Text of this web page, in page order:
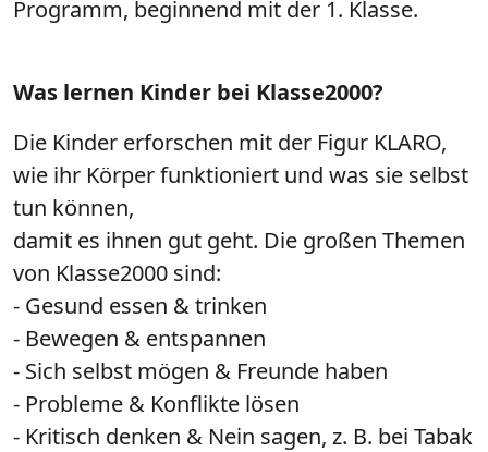
Programm, beginnend mit der 1. Klasse.
Was lernen Kinder bei Klasse2000?
Die Kinder erforschen mit der Figur KLARO,
wie ihr Körper funktioniert und was sie selbst
tun können,
damit es ihnen gut geht. Die großen Themen
von Klasse2000 sind:
- Gesund essen & trinken
- Bewegen & entspannen
- Sich selbst mögen & Freunde haben
- Probleme & Konflikte lösen
- Kritisch denken & Nein sagen, z. B. bei Tabak